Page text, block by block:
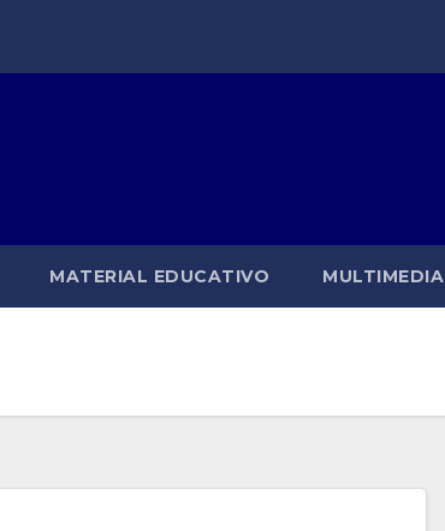
MATERIAL EDUCATIVO MULTIMEDIA